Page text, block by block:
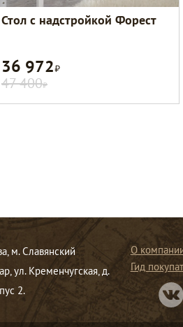
Стол с надстройкой Форест
36 972Р
47 400Р
м. Славянский
ул. Кременчугская, д.
2.
О
Гид